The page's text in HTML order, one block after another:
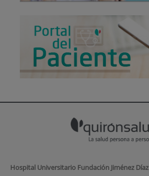
Hospital Universitario Fundación Jiménez Díaz